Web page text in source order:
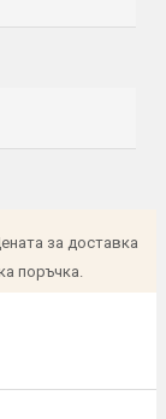
за доставка
поръчка.